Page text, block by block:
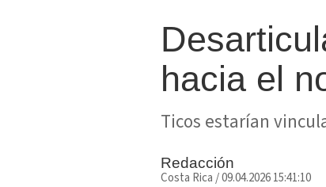
hacia el
Ticos estarían
Redacción
Costa Rica /09.04.2026 15:41:10